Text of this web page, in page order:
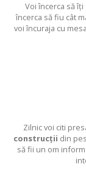
Voi încerca să îți
încerca să fiu cât
voi încuraja cu
Zilnic voi citi
construcții din
să fii un om